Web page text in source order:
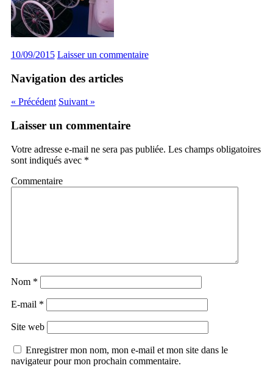
10/09/2015 Laisser un commentaire
Navigation des articles
« Précédent Suivant »
Laisser un commentaire
Votre adresse e-mail ne sera pas publiée. Les champs obligatoires
sont indiqués avec *
Commentaire
Nom *
E-mail *
Site web
Enregistrer mon nom, mon e-mail et mon site dans le
navigateur pour mon prochain commentaire.